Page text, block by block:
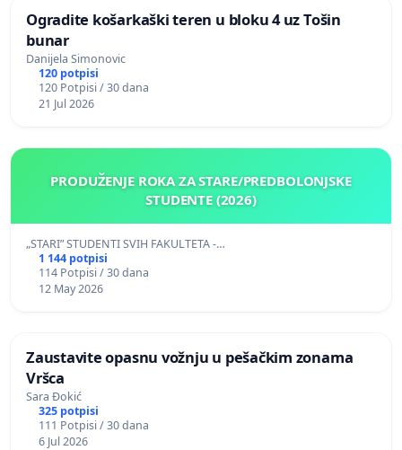
Ogradite košarkaški teren u bloku 4 uz Tošin
bunar
Danijela Simonovic
120 potpisi
120 Potpisi / 30 dana
21 Jul 2026
PRODUŽENJE ROKA ZA STARE/PREDBOLONJSKE
STUDENTE (2026)
„STARI” STUDENTI SVIH FAKULTETA -…
1 144 potpisi
114 Potpisi / 30 dana
12 May 2026
Zaustavite opasnu vožnju u pešačkim zonama
Vršca
Sara Đokić
325 potpisi
111 Potpisi / 30 dana
6 Jul 2026